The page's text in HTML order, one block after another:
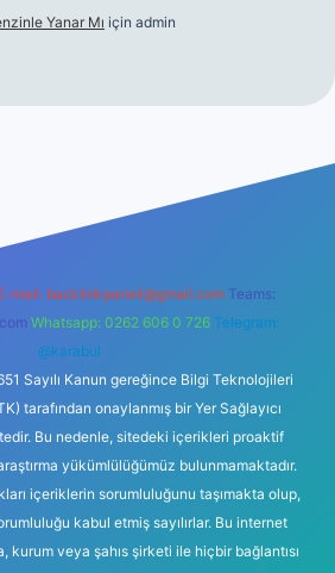
Yanar Mı için admin
mail: backlinkpaneli@gmail.com Teams:
Whatsapp: 0262 606 0 726 Telegram:
@karabul
Sayılı Kanun gereğince Bilgi Teknolojileri
tarafından onaylanmış bir Yer Sağlayıcı
Bu nedenle, sitedeki içerikleri proaktif
yükümlülüğümüz bulunmamaktadır.
içeriklerin sorumluluğunu taşımakta olup,
kabul etmiş sayılırlar. Bu internet
kurum veya şahıs şirketi ile hiçbir bağlantısı